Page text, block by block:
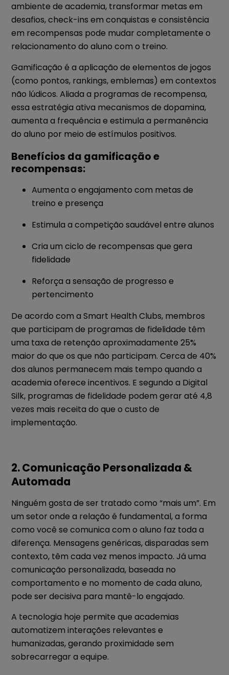
ambiente de academia, transformar metas em
desafios, check-ins em conquistas e consistência
em recompensas pode mudar completamente o
relacionamento do aluno com o treino.
Gamificação é a aplicação de elementos de jogos
(como pontos, rankings, emblemas) em contextos
não lúdicos. Aliada a programas de recompensa,
essa estratégia ativa mecanismos de dopamina,
aumenta a frequência e estimula a permanência
do aluno por meio de estímulos positivos.
Benefícios da gamificação e
recompensas:
Aumenta o engajamento com metas de
treino e presença
Estimula a competição saudável entre alunos
Cria um ciclo de recompensas que gera
fidelidade
Reforça a sensação de progresso e
pertencimento
De acordo com a Smart Health Clubs, membros
que participam de programas de fidelidade têm
uma taxa de retenção aproximadamente 25%
maior do que os que não participam. Cerca de 40%
dos alunos permanecem mais tempo quando a
academia oferece incentivos. E segundo a Digital
Silk, programas de fidelidade podem gerar até 4,8
vezes mais receita do que o custo de
implementação.
2. Comunicação Personalizada &
Automada
Ninguém gosta de ser tratado como “mais um”. Em
um setor onde a relação é fundamental, a forma
como você se comunica com o aluno faz toda a
diferença. Mensagens genéricas, disparadas sem
contexto, têm cada vez menos impacto. Já uma
comunicação personalizada, baseada no
comportamento e no momento de cada aluno,
pode ser decisiva para mantê-lo engajado.
A tecnologia hoje permite que academias
automatizem interações relevantes e
humanizadas, gerando proximidade sem
sobrecarregar a equipe.